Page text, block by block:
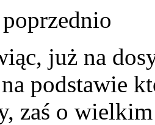
już na
podstawie
zaś o